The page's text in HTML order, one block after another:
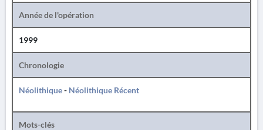
Année de l'opération
1999
Chronologie
Néolithique- Néolithique Récent
Mots-clés